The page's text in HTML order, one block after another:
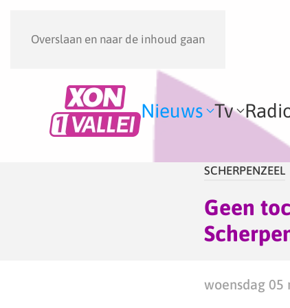
Overslaan en naar de inhoud gaan
Nieuws Tv
SCHERPENZEEL
Geen
woensdag 05